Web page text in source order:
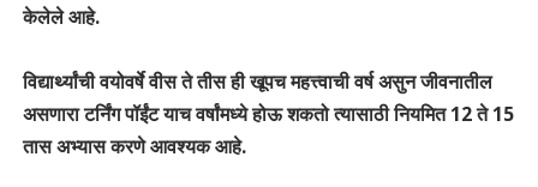
केलेले आहे.
विद्यार्थ्यांची वयोवर्षे वीस ते तीस ही खूपच महत्त्वाची वर्ष असुन जीवनातील
असणारा टर्निंग पॉईंट याच वर्षांमध्ये होऊ शकतो त्यासाठी नियमित 12 ते 15
तास अभ्यास करणे आवश्यक आहे.